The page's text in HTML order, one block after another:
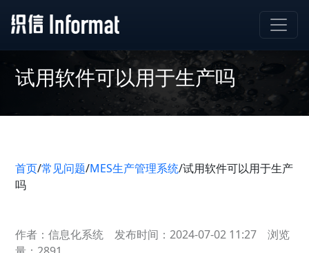
试用软件可以用于生产吗
首页/常见问题/MES生产管理系统/试用软件可以用于生产
吗
作者：信息化系统 发布时间：2024-07-02 11:27
浏览